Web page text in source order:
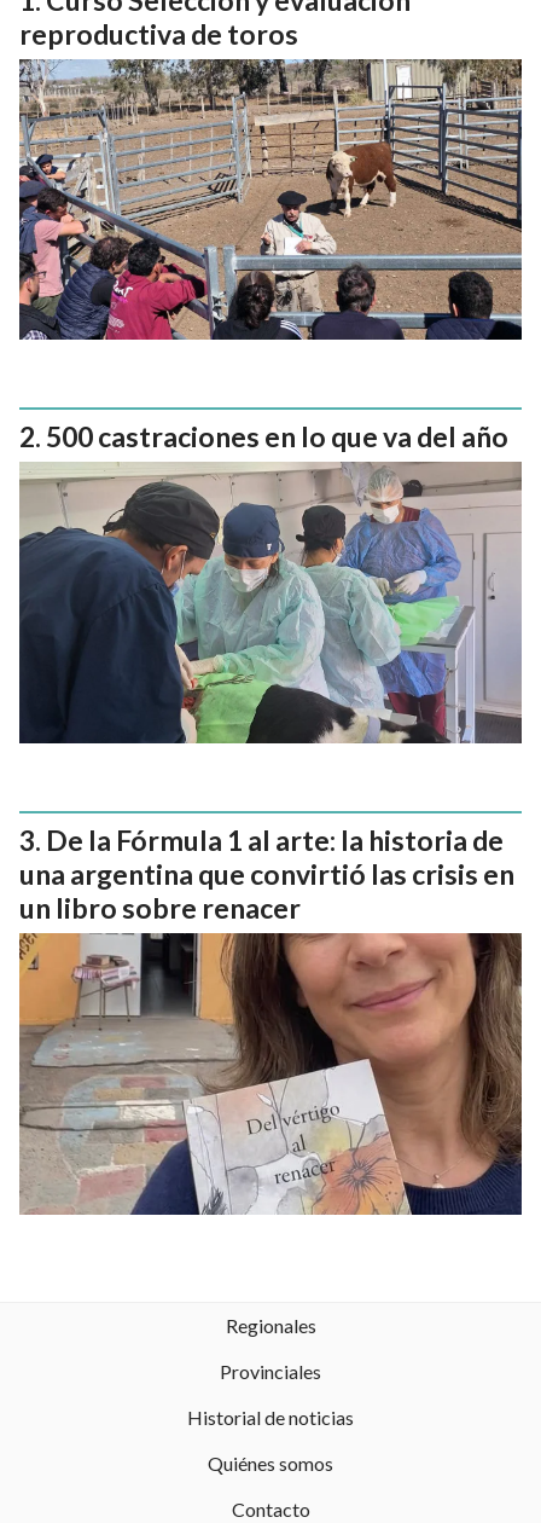
reproductiva de toros
500 castraciones en lo que va del año
De la Fórmula 1 al arte: la historia de
una argentina que convirtió las crisis en
un libro sobre renacer
Regionales
Provinciales
Historial de noticias
Quiénes somos
Contacto